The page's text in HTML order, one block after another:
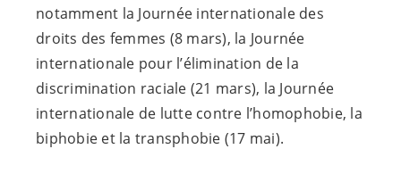
notamment la Journée internationale des
droits des femmes (8 mars), la Journée
internationale pour l’élimination de la
discrimination raciale (21 mars), la Journée
internationale de lutte contre l’homophobie, la
biphobie et la transphobie (17 mai).